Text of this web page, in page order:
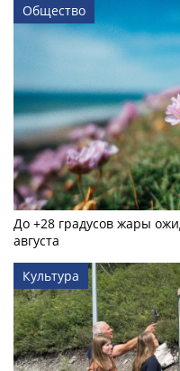
Общество
До +28 градусов жары
августа
Культура